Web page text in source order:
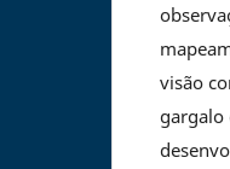
visão
gargalo